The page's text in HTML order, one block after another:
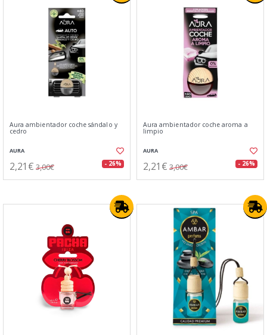
Aura ambientador coche sándalo y
cedro
AURA
2,21€ 3,00€ - 26%
Aura ambientador coche aroma a
limpio
AURA
2,21€ 3,00€ - 26%